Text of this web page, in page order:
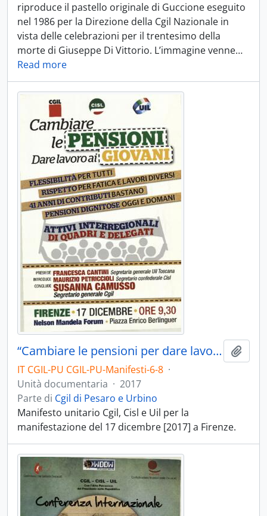
riproduce il pastello originale di Guccione eseguito
nel 1986 per la Direzione della Cgil Nazionale in
vista delle celebrazioni per il trentesimo della
morte di Giuseppe Di Vittorio. L’immagine venne…
Read more
“Cambiare le pensioni per dare lavoro ai giovani” - [2017]
IT CGIL-PU CGIL-PU-Manifesti-6-8 ·
Unità documentaria · 2017
Parte di Cgil di Pesaro e Urbino
Manifesto unitario Cgil, Cisl e Uil per la
manifestazione del 17 dicembre [2017] a Firenze.